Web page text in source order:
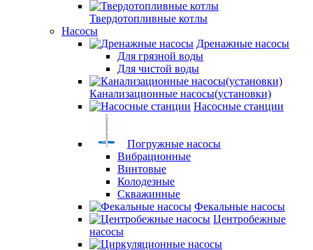
Твердотопливные котлы
Насосы
Дренажные насосы
Для грязной воды
Для чистой воды
Канализационные насосы(установки)
Насосные станции
Погружные насосы
Вибрационные
Винтовые
Колодезные
Скважинные
Фекальные насосы
Центробежные
насосы